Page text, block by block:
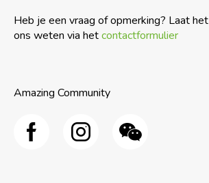
Heb je een vraag of opmerking? Laat het
ons weten via hetcontactformulier
Amazing Community